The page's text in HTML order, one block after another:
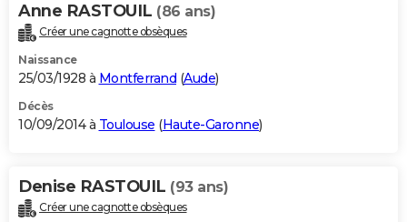
Anne RASTOUIL (86 ans)
Créer une cagnotte obsèques
Naissance
25/03/1928 à Montferrand (Aude)
Décès
10/09/2014 à Toulouse (Haute-Garonne)
Denise RASTOUIL (93 ans)
Créer une cagnotte obsèques